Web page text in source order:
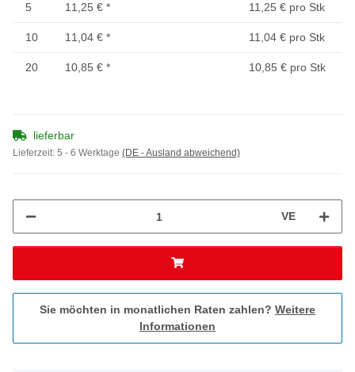
5 11,25 € * 11,25 € pro Stk
10 11,04 € * 11,04 € pro Stk
20 10,85 € * 10,85 € pro Stk
lieferbar
Lieferzeit: 5 - 6 Werktage (DE - Ausland abweichend)
VE
Sie möchten in monatlichen Raten zahlen? Weitere
Informationen